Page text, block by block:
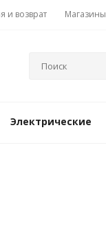
и возврат Магазины
Электрические